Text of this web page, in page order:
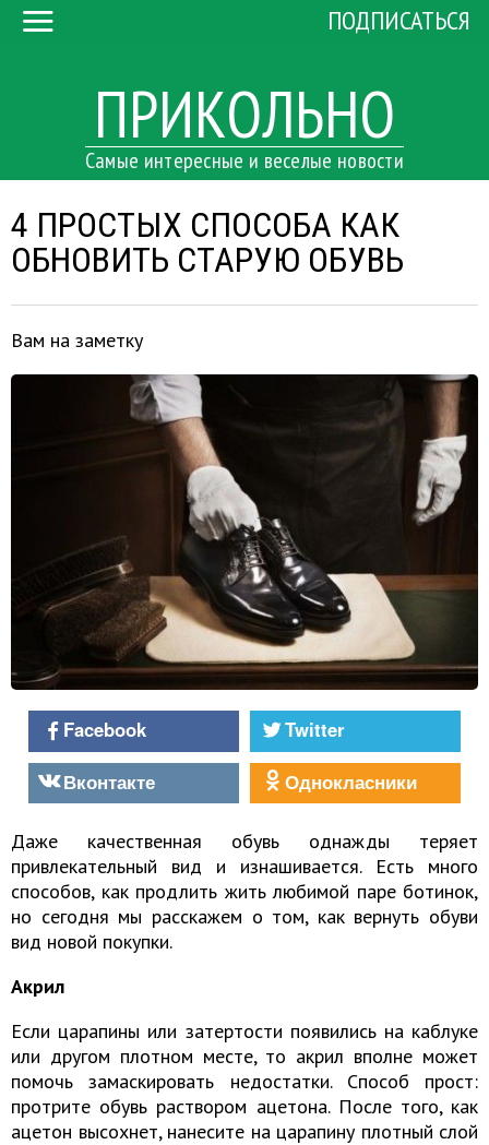
ПРИКОЛЬНО
Самые интересные и веселые новости
ПОДПИСАТЬСЯ
4 ПРОСТЫХ СПОСОБА КАК
ОБНОВИТЬ СТАРУЮ ОБУВЬ
Вам на заметку
Facebook
Twitter
Вконтакте
Однокласники
Даже качественная обувь однажды теряет
привлекательный вид и изнашивается. Есть много
способов, как продлить жить любимой паре ботинок,
но сегодня мы расскажем о том, как вернуть обуви
вид новой покупки.
Акрил
Если царапины или затертости появились на каблуке
или другом плотном месте, то акрил вполне может
помочь замаскировать недостатки. Способ прост:
протрите обувь раствором ацетона. После того, как
ацетон высохнет, нанесите на царапину плотный слой